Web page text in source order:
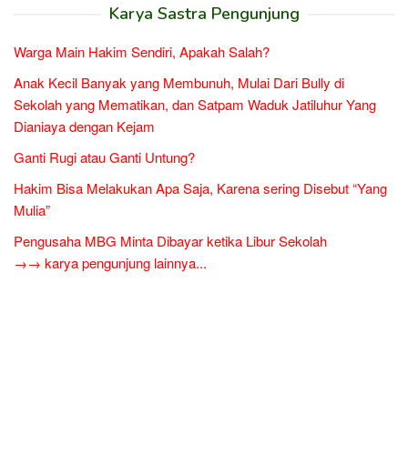
Karya Sastra Pengunjung
Warga Main Hakim Sendiri, Apakah Salah?
Anak Kecil Banyak yang Membunuh, Mulai Dari Bully di
Sekolah yang Mematikan, dan Satpam Waduk Jatiluhur Yang
Dianiaya dengan Kejam
Ganti Rugi atau Ganti Untung?
Hakim Bisa Melakukan Apa Saja, Karena sering Disebut “Yang
Mulia”
Pengusaha MBG Minta Dibayar ketika Libur Sekolah
→→ karya pengunjung lainnya...